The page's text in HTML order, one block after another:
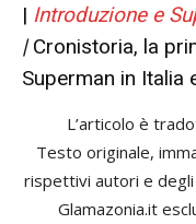
| Introduzione e
| Cronistoria, la
Superman in Italia
L’articolo è
Testo originale,
rispettivi autori e
Glamazonia.it